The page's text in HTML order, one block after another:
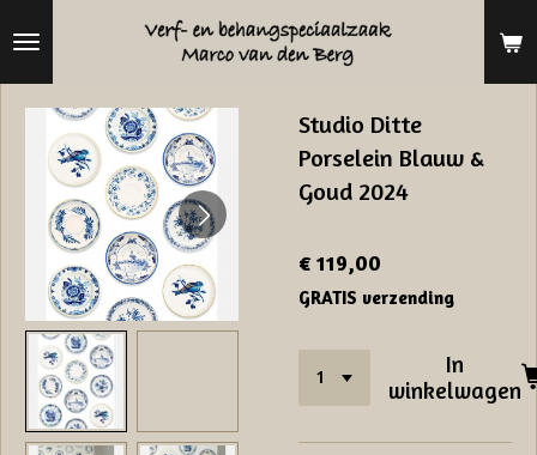
hoofdinhoud
Studio Ditte
Porselein Blauw &
Goud 2024
€ 119,00
GRATIS verzending
In
winkelwagen